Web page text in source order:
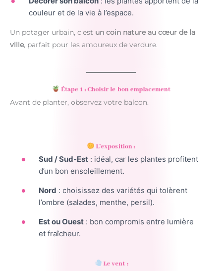
couleur et de la vie à l’espace.
Un potager urbain, c’est un coin nature au cœur de la
ville, parfait pour les amoureux de verdure.
Étape 1 : Choisir le bon emplacement
Avant de planter, observez votre balcon.
L’exposition :
Sud / Sud-Est : idéal, car les plantes profitent
d’un bon ensoleillement.
Nord : choisissez des variétés qui tolèrent
l’ombre (salades, menthe, persil).
Est ou Ouest : bon compromis entre lumière
et fraîcheur.
Le vent :